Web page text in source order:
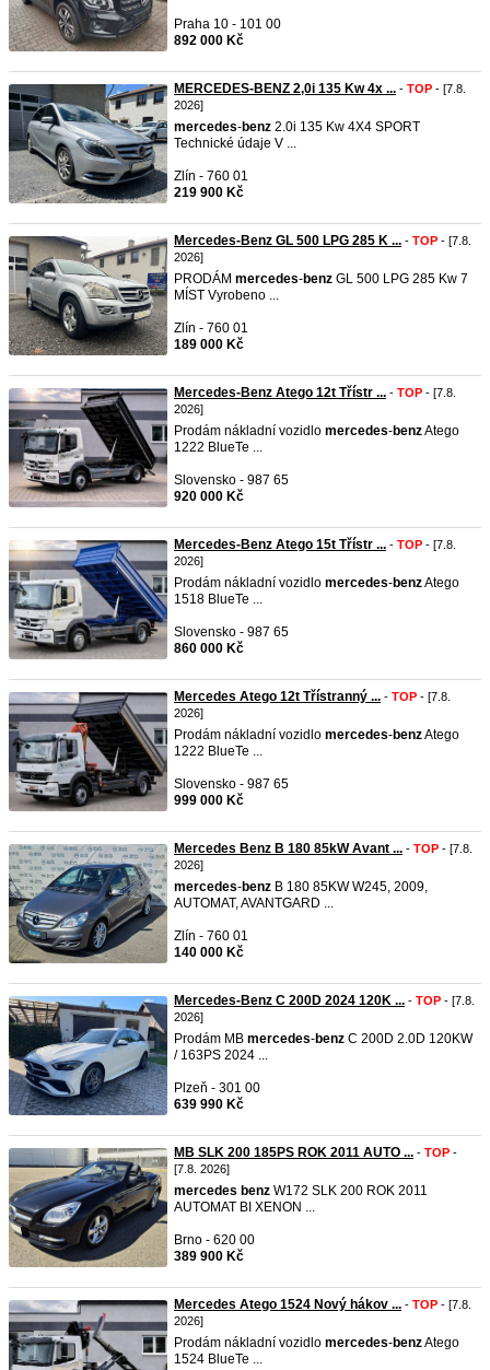
Praha 10 - 101 00
892 000 Kč
MERCEDES-BENZ 2,0i 135 Kw 4x ... - TOP - [7.8.
2026]
mercedes-benz 2.0i 135 Kw 4X4 SPORT
Technické údaje V ...
Zlín - 760 01
219 900 Kč
Mercedes-Benz GL 500 LPG 285 K ... - TOP - [7.8.
2026]
PRODÁM mercedes-benz GL 500 LPG 285 Kw 7
MÍST Vyrobeno ...
Zlín - 760 01
189 000 Kč
Mercedes-Benz Atego 12t Třístr ... - TOP - [7.8.
2026]
Prodám nákladní vozidlo mercedes-benzAtego
1222 BlueTe ...
Slovensko - 987 65
920 000 Kč
Mercedes-Benz Atego 15t Třístr ... - TOP - [7.8.
2026]
Prodám nákladní vozidlo mercedes-benzAtego
1518 BlueTe ...
Slovensko - 987 65
860 000 Kč
Mercedes Atego 12t Třístranný ... - TOP - [7.8.
2026]
Prodám nákladní vozidlo mercedes-benzAtego
1222 BlueTe ...
Slovensko - 987 65
999 000 Kč
Mercedes Benz B 180 85kW Avant ... - TOP - [7.8.
2026]
mercedes-benz B 180 85KW W245, 2009,
AUTOMAT, AVANTGARD ...
Zlín - 760 01
140 000 Kč
Mercedes-Benz C 200D 2024 120K ... - TOP - [7.8.
2026]
Prodám MB mercedes-benz C 200D 2.0D 120KW
/ 163PS 2024 ...
Plzeň - 301 00
639 990 Kč
MB SLK 200 185PS ROK 2011 AUTO ... - TOP -
[7.8. 2026]
mercedes benz W172 SLK 200 ROK 2011
AUTOMAT BI XENON ...
Brno - 620 00
389 900 Kč
Mercedes Atego 1524 Nový hákov ... - TOP - [7.8.
2026]
Prodám nákladní vozidlo mercedes-benzAtego
1524 BlueTe ...